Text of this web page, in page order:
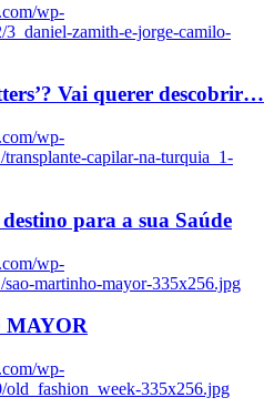
wp-
3_daniel-zamith-e-jorge-camilo-
Vai querer descobrir…
wp-
capilar-na-turquia_1-
para a sua Saúde
wp-
sao-martinho-mayor-335x256.jpg
MAYOR
wp-
old_fashion_week-335x256.jpg